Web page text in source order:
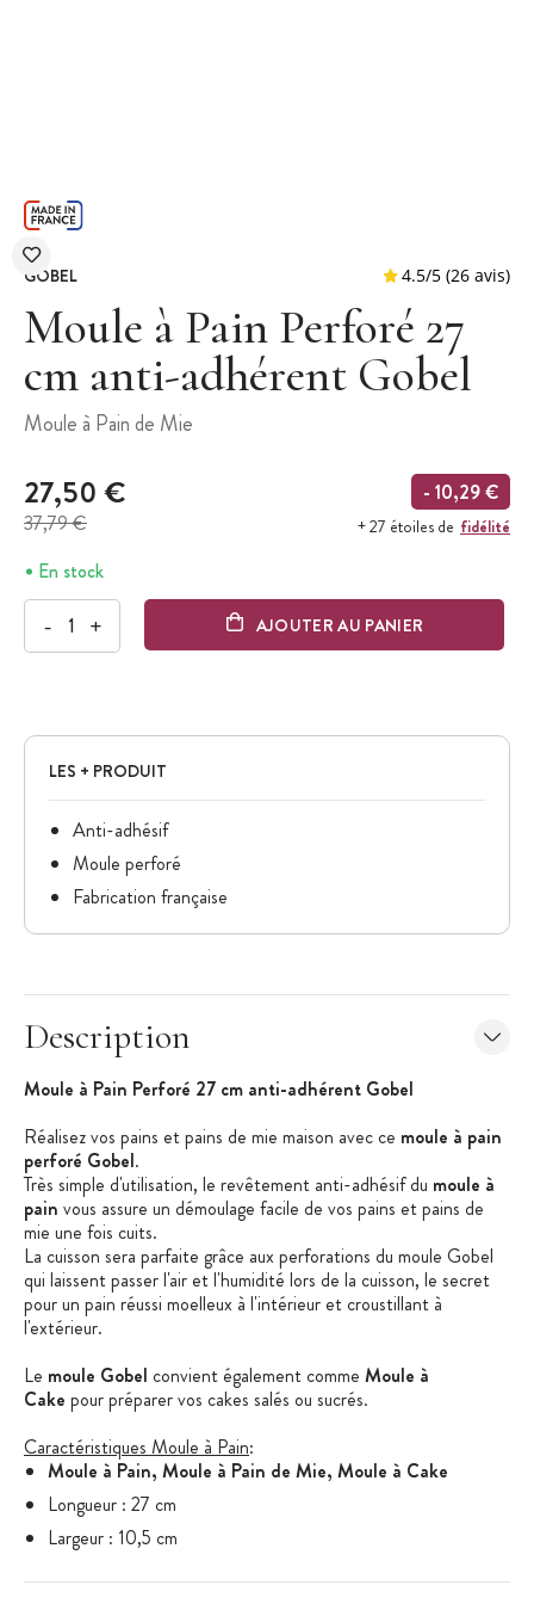
GOBEL
Moule à Pain Perforé 27
cm anti-adhérent Gobel
Moule à Pain de Mie
27,50 €
37,79 €
- 10,29 €
+ 27 étoiles de fidélité
En stock
- + AJOUTER AU PANIER
LES + PRODUIT
Anti-adhésif
Moule perforé
Fabrication française
Description
Moule à Pain Perforé 27 cm anti-adhérent Gobel
Réalisez vos pains et pains de mie maison avec ce moule à pain
perforé Gobel.
Très simple d'utilisation, le revêtement anti-adhésif du moule à
pain vous assure un démoulage facile de vos pains et pains de
mie une fois cuits.
La cuisson sera parfaite grâce aux perforations du moule Gobel
qui laissent passer l'air et l'humidité lors de la cuisson, le secret
pour un pain réussi moelleux à l'intérieur et croustillant à
l'extérieur.
Le moule Gobel convient également comme Moule à
Cake pour préparer vos cakes salés ou sucrés.
Caractéristiques Moule à Pain:
Moule à Pain, Moule à Pain de Mie, Moule à Cake
Longueur : 27 cm
Largeur : 10,5 cm